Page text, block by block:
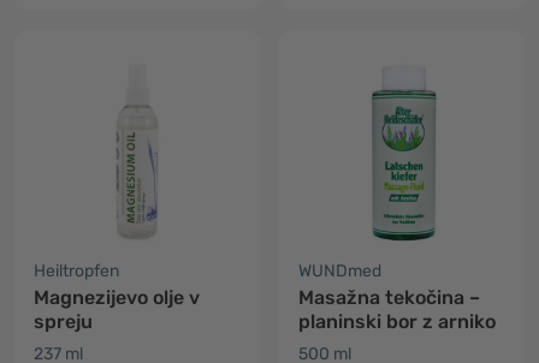
Heiltropfen
Magnezijevo olje v
spreju
237 ml
WUNDmed
Masažna tekočina –
planinski bor z arniko
500 ml